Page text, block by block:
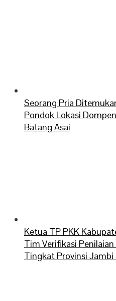
Seorang Pria
Pondok Lokasi
Batang Asai
Ketua TP PKK
Tim Verifikasi
Tingkat Provinsi Jambi